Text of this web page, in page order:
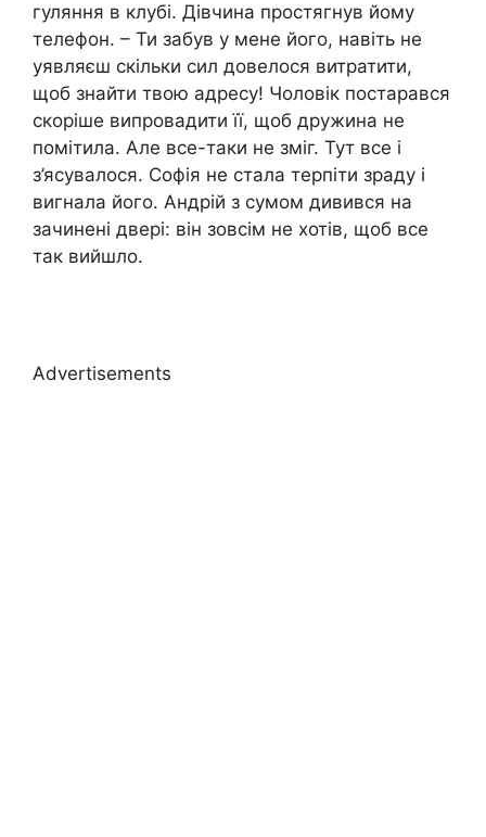
гуляння в клубі. Дівчина простягнув йому
телефон. – Ти забув у мене його, навіть не
уявляєш скільки сил довелося витратити,
щоб знайти твою адресу! Чоловік постарався
скоріше випровадити її, щоб дружина не
помітила. Але все-таки не зміг. Тут все і
з’ясувалося. Софія не стала терпіти зраду і
вигнала його. Андрій з сумом дивився на
зачинені двері: він зовсім не хотів, щоб все
так вийшло.
Advertisements